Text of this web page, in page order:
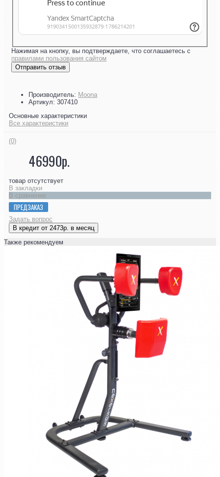
Нажимая на кнопку, вы подтверждаете, что соглашаетесь с
правилами пользования сайтом
Отправить отзыв
Производитель: Moona
Артикул: 307410
Основные характеристики
Все характеристики
(0)
46990р.
товар отсутствует
В закладки
В сравнение
ПРЕДЗАКАЗ
Задать вопрос
В кредит от 2473р. в месяц
Также рекомендуем